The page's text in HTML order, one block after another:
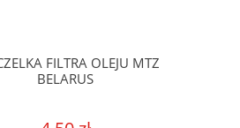
FILTRA OLEJU MTZ
BELARUS